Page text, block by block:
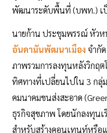
พัฒนาระดับพื้นที่ (บพท.) เ
นายก้าน ประชุมพรรณ์ หัว
อันดามันพัฒนาเมือง จำกั
ภาพรวมการลงทุนหลังวิกฤ
ทิศทางที่เปลี่ยนไปใน 3 กลุ่
คมนาคมขนส่งสะอาด
ธุรกิจสุขภาพ โดยนักลงทุน
สำหรับสร้างคอนเทนท์หรือ